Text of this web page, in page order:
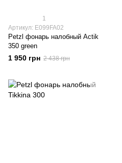
1
Артикул: E099FA02
Petzl фонарь налобный Actik
350 green
1 950 грн 2 438 грн